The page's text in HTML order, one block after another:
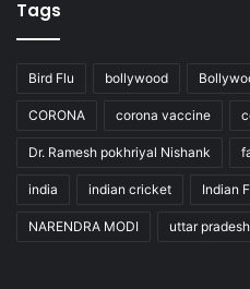
Tags
Bird Flu bollywood
CORONA corona vaccine
Dr. Ramesh pokhriyal Nishank
india indian cricket Indian
NARENDRA MODI uttar pradesh